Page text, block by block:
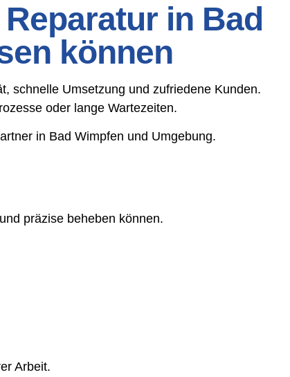
in Bad
können
schnelle Umsetzung und zufriedene Kunden.
oder lange Wartezeiten.
in Bad Wimpfen und Umgebung.
präzise beheben können.
Arbeit.